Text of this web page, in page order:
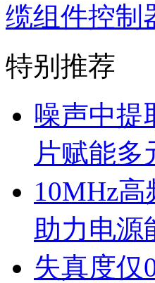
缆组件控制
特别推荐
噪声中提
片赋能多
10MHz
助力电源
失真度仅